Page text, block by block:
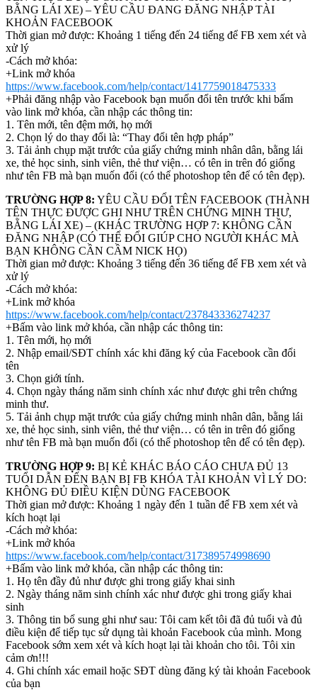
BẰNG LÁI XE) – YÊU CẦU ĐANG ĐĂNG NHẬP TÀI
KHOẢN FACEBOOK
Thời gian mở được: Khoảng 1 tiếng đến 24 tiếng để FB xem xét và
xử lý
-Cách mở khóa:
+Link mở khóa
https://www.facebook.com/help/contact/1417759018475333
+Phải đăng nhập vào Facebook bạn muốn đổi tên trước khi bấm
vào link mở khóa, cần nhập các thông tin:
1. Tên mới, tên đệm mới, họ mới
2. Chọn lý do thay đổi là: “Thay đổi tên hợp pháp”
3. Tải ảnh chụp mặt trước của giấy chứng minh nhân dân, bằng lái
xe, thẻ học sinh, sinh viên, thẻ thư viện… có tên in trên đó giống
như tên FB mà bạn muốn đổi (có thể photoshop tên để có tên đẹp).
TRƯỜNG HỢP 8: YÊU CẦU ĐỔI TÊN FACEBOOK (THÀNH
TÊN THỰC ĐƯỢC GHI NHƯ TRÊN CHỨNG MINH THƯ,
BẰNG LÁI XE) – (KHÁC TRƯỜNG HỢP 7: KHÔNG CẦN
ĐĂNG NHẬP (CÓ THỂ ĐỔI GIÚP CHO NGƯỜI KHÁC MÀ
BẠN KHÔNG CẦN CẦM NICK HỌ)
Thời gian mở được: Khoảng 3 tiếng đến 36 tiếng để FB xem xét và
xử lý
-Cách mở khóa:
+Link mở khóa
https://www.facebook.com/help/contact/237843336274237
+Bấm vào link mở khóa, cần nhập các thông tin:
1. Tên mới, họ mới
2. Nhập email/SĐT chính xác khi đăng ký của Facebook cần đổi
tên
3. Chọn giới tính.
4. Chọn ngày tháng năm sinh chính xác như được ghi trên chứng
minh thư.
5. Tải ảnh chụp mặt trước của giấy chứng minh nhân dân, bằng lái
xe, thẻ học sinh, sinh viên, thẻ thư viện… có tên in trên đó giống
như tên FB mà bạn muốn đổi (có thể photoshop tên để có tên đẹp).
TRƯỜNG HỢP 9: BỊ KẺ KHÁC BÁO CÁO CHƯA ĐỦ 13
TUỔI DẪN ĐẾN BẠN BỊ FB KHÓA TÀI KHOẢN VÌ LÝ DO:
KHÔNG ĐỦ ĐIỀU KIỆN DÙNG FACEBOOK
Thời gian mở được: Khoảng 1 ngày đến 1 tuần để FB xem xét và
kích hoạt lại
-Cách mở khóa:
+Link mở khóa
https://www.facebook.com/help/contact/317389574998690
+Bấm vào link mở khóa, cần nhập các thông tin:
1. Họ tên đầy đủ như được ghi trong giấy khai sinh
2. Ngày tháng năm sinh chính xác như được ghi trong giấy khai
sinh
3. Thông tin bổ sung ghi như sau: Tôi cam kết tôi đã đủ tuổi và đủ
điều kiện để tiếp tục sử dụng tài khoản Facebook của mình. Mong
Facebook sớm xem xét và kích hoạt lại tài khoản cho tôi. Tôi xin
cảm ơn!!!
4. Ghi chính xác email hoặc SĐT dùng đăng ký tài khoản Facebook
của bạn